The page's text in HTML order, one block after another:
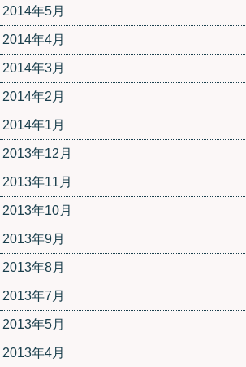
2014年5月
2014年4月
2014年3月
2014年2月
2014年1月
2013年12月
2013年11月
2013年10月
2013年9月
2013年8月
2013年7月
2013年5月
2013年4月